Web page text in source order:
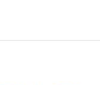
一目ぼれしたご
入れがございま
します。